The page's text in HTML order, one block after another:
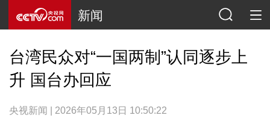
新闻
台湾民众对“一国两制”认同逐步上
升 国台办回应
央视新闻 | 2026年05月13日 10:50:22